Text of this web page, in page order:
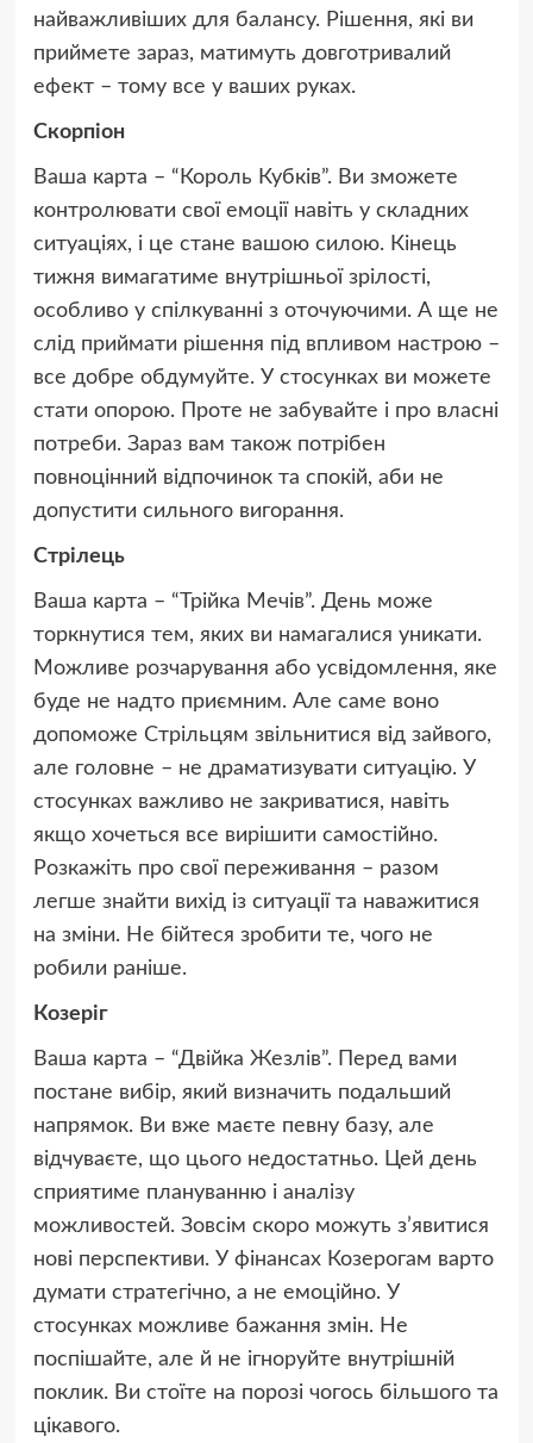
найважливіших для балансу. Рішення, які ви
приймете зараз, матимуть довготривалий
ефект – тому все у ваших руках.
Скорпіон
Ваша карта – “Король Кубків”. Ви зможете
контролювати свої емоції навіть у складних
ситуаціях, і це стане вашою силою. Кінець
тижня вимагатиме внутрішньої зрілості,
особливо у спілкуванні з оточуючими. А ще не
слід приймати рішення під впливом настрою –
все добре обдумуйте. У стосунках ви можете
стати опорою. Проте не забувайте і про власні
потреби. Зараз вам також потрібен
повноцінний відпочинок та спокій, аби не
допустити сильного вигорання.
Стрілець
Ваша карта – “Трійка Мечів”. День може
торкнутися тем, яких ви намагалися уникати.
Можливе розчарування або усвідомлення, яке
буде не надто приємним. Але саме воно
допоможе Стрільцям звільнитися від зайвого,
але головне – не драматизувати ситуацію. У
стосунках важливо не закриватися, навіть
якщо хочеться все вирішити самостійно.
Розкажіть про свої переживання – разом
легше знайти вихід із ситуації та наважитися
на зміни. Не бійтеся зробити те, чого не
робили раніше.
Козеріг
Ваша карта – “Двійка Жезлів”. Перед вами
постане вибір, який визначить подальший
напрямок. Ви вже маєте певну базу, але
відчуваєте, що цього недостатньо. Цей день
сприятиме плануванню і аналізу
можливостей. Зовсім скоро можуть з’явитися
нові перспективи. У фінансах Козерогам варто
думати стратегічно, а не емоційно. У
стосунках можливе бажання змін. Не
поспішайте, але й не ігноруйте внутрішній
поклик. Ви стоїте на порозі чогось більшого та
цікавого.